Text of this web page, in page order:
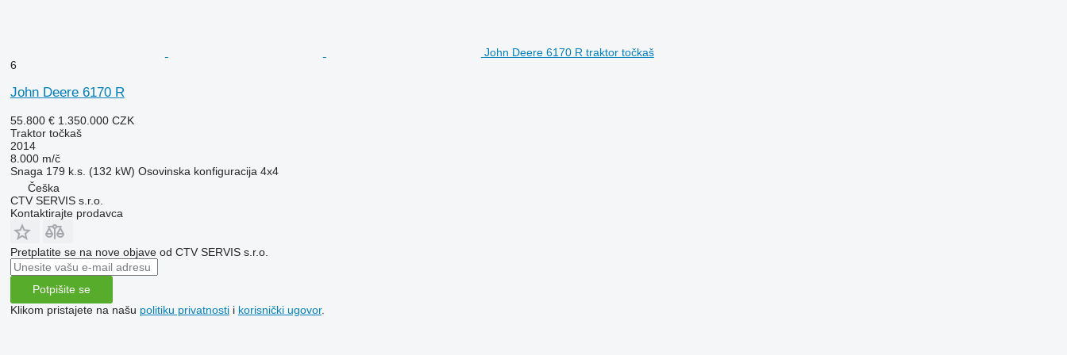
John Deere 6170 R traktor točkaš
6
John Deere 6170 R
55.800 € 1.350.000 CZK
Traktor točkaš
2014
8.000 m/č
Snaga 179 k.s. (132 kW) Osovinska konfiguracija 4x4
Češka
CTV SERVIS s.r.o.
Kontaktirajte prodavca
Pretplatite se na nove objave od CTV SERVIS s.r.o.
Potpišite se
Klikom pristajete na našu politiku privatnostii korisnički ugovor.